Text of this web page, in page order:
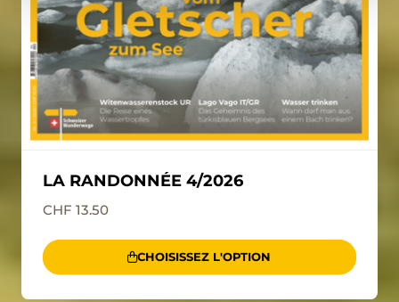
LA RANDONNÉE 4/2026
CHF 13.50
CHOISISSEZ L'OPTION